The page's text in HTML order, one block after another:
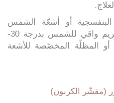
أو أشعّة الشمس
المباشرة، ويُنصح باسخدام كريم واقي للشمس بدرجة 30-
أو المظلّة المخصّصة للأشعة
(مقشّر الكربون)